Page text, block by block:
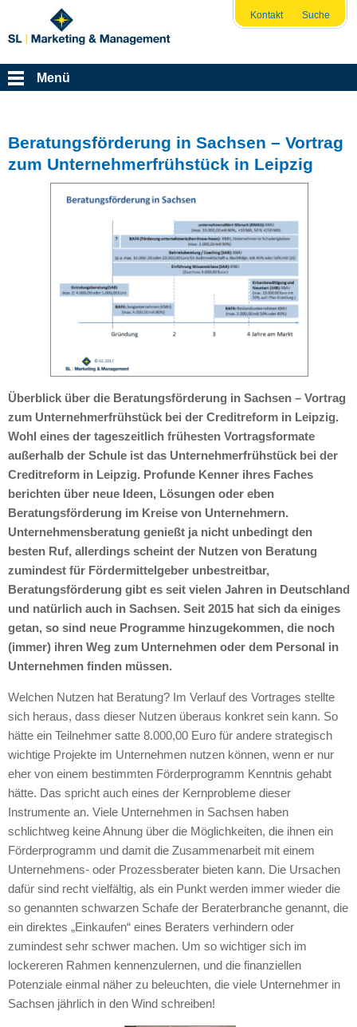
Kontakt Suche
Menü
Beratungsförderung in Sachsen – Vortrag
zum Unternehmerfrühstück in Leipzig
Überblick über die Beratungsförderung in Sachsen – Vortrag
zum Unternehmerfrühstück bei der Creditreform in Leipzig.
Wohl eines der tageszeitlich frühesten Vortragsformate
außerhalb der Schule ist das Unternehmerfrühstück bei der
Creditreform in Leipzig. Profunde Kenner ihres Faches
berichten über neue Ideen, Lösungen oder eben
Beratungsförderung im Kreise von Unternehmern.
Unternehmensberatung genießt ja nicht unbedingt den
besten Ruf, allerdings scheint der Nutzen von Beratung
zumindest für Fördermittelgeber unbestreitbar,
Beratungsförderung gibt es seit vielen Jahren in Deutschland
und natürlich auch in Sachsen. Seit 2015 hat sich da einiges
getan, so sind neue Programme hinzugekommen, die noch
(immer) ihren Weg zum Unternehmen oder dem Personal in
Unternehmen finden müssen.
Welchen Nutzen hat Beratung? Im Verlauf des Vortrages stellte
sich heraus, dass dieser Nutzen überaus konkret sein kann. So
hätte ein Teilnehmer satte 8.000,00 Euro für andere strategisch
wichtige Projekte im Unternehmen nutzen können, wenn er nur
eher von einem bestimmten Förderprogramm Kenntnis gehabt
hätte. Das spricht auch eines der Kernprobleme dieser
Instrumente an. Viele Unternehmen in Sachsen haben
schlichtweg keine Ahnung über die Möglichkeiten, die ihnen ein
Förderprogramm und damit die Zusammenarbeit mit einem
Unternehmens- oder Prozessberater bieten kann. Die Ursachen
dafür sind recht vielfältig, als ein Punkt werden immer wieder die
so genannten schwarzen Schafe der Beraterbranche genannt, die
ein direktes „Einkaufen“ eines Beraters verhindern oder
zumindest sehr schwer machen. Um so wichtiger sich im
lockereren Rahmen kennenzulernen, und die finanziellen
Potenziale einmal näher zu beleuchten, die viele Unternehmer in
Sachsen jährlich in den Wind schreiben!